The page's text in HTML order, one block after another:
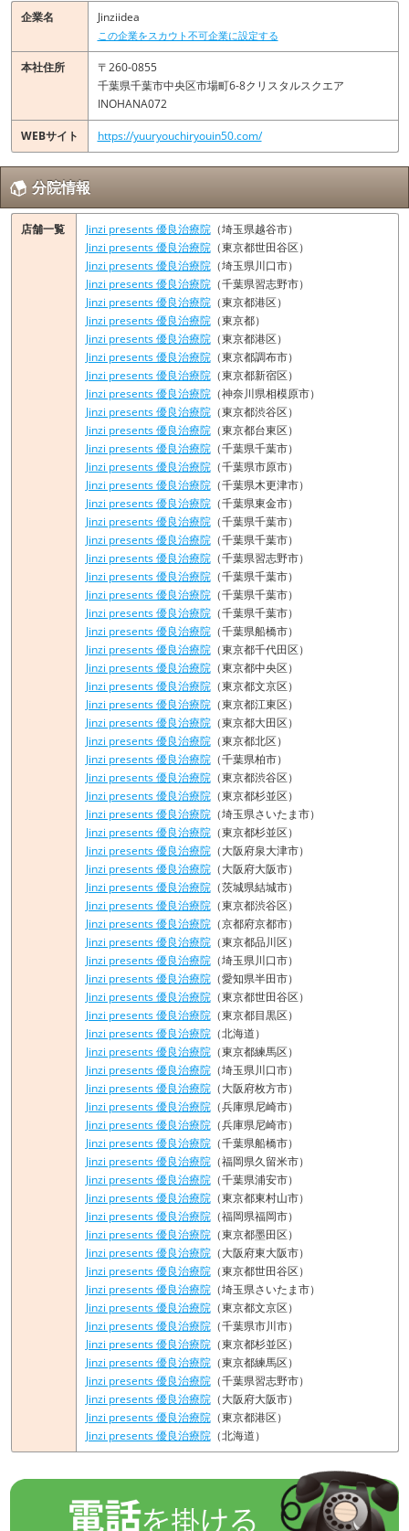
企業名 Jinziidea
この企業をスカウト不可企業に設定する
本社住所
〒260-0855
千葉県千葉市中央区市場町6-8クリスタルスクエア
INOHANA072
WEBサイト https://yuuryouchiryouin50.com/
分院情報
店舗一覧 Jinzi presents 優良治療院（埼玉県越谷市）
Jinzi presents 優良治療院（東京都世田谷区）
Jinzi presents 優良治療院（埼玉県川口市）
Jinzi presents 優良治療院（千葉県習志野市）
Jinzi presents 優良治療院（東京都港区）
Jinzi presents 優良治療院（東京都）
Jinzi presents 優良治療院（東京都港区）
Jinzi presents 優良治療院（東京都調布市）
Jinzi presents 優良治療院（東京都新宿区）
Jinzi presents 優良治療院（神奈川県相模原市）
Jinzi presents 優良治療院（東京都渋谷区）
Jinzi presents 優良治療院（東京都台東区）
Jinzi presents 優良治療院（千葉県千葉市）
Jinzi presents 優良治療院（千葉県市原市）
Jinzi presents 優良治療院（千葉県木更津市）
Jinzi presents 優良治療院（千葉県東金市）
Jinzi presents 優良治療院（千葉県千葉市）
Jinzi presents 優良治療院（千葉県千葉市）
Jinzi presents 優良治療院（千葉県習志野市）
Jinzi presents 優良治療院（千葉県千葉市）
Jinzi presents 優良治療院（千葉県千葉市）
Jinzi presents 優良治療院（千葉県千葉市）
Jinzi presents 優良治療院（千葉県船橋市）
Jinzi presents 優良治療院（東京都千代田区）
Jinzi presents 優良治療院（東京都中央区）
Jinzi presents 優良治療院（東京都文京区）
Jinzi presents 優良治療院（東京都江東区）
Jinzi presents 優良治療院（東京都大田区）
Jinzi presents 優良治療院（東京都北区）
Jinzi presents 優良治療院（千葉県柏市）
Jinzi presents 優良治療院（東京都渋谷区）
Jinzi presents 優良治療院（東京都杉並区）
Jinzi presents 優良治療院（埼玉県さいたま市）
Jinzi presents 優良治療院（東京都杉並区）
Jinzi presents 優良治療院（大阪府泉大津市）
Jinzi presents 優良治療院（大阪府大阪市）
Jinzi presents 優良治療院（茨城県結城市）
Jinzi presents 優良治療院（東京都渋谷区）
Jinzi presents 優良治療院（京都府京都市）
Jinzi presents 優良治療院（東京都品川区）
Jinzi presents 優良治療院（埼玉県川口市）
Jinzi presents 優良治療院（愛知県半田市）
Jinzi presents 優良治療院（東京都世田谷区）
Jinzi presents 優良治療院（東京都目黒区）
Jinzi presents 優良治療院（北海道）
Jinzi presents 優良治療院（東京都練馬区）
Jinzi presents 優良治療院（埼玉県川口市）
Jinzi presents 優良治療院（大阪府枚方市）
Jinzi presents 優良治療院（兵庫県尼崎市）
Jinzi presents 優良治療院（兵庫県尼崎市）
Jinzi presents 優良治療院（千葉県船橋市）
Jinzi presents 優良治療院（福岡県久留米市）
Jinzi presents 優良治療院（千葉県浦安市）
Jinzi presents 優良治療院（東京都東村山市）
Jinzi presents 優良治療院（福岡県福岡市）
Jinzi presents 優良治療院（東京都墨田区）
Jinzi presents 優良治療院（大阪府東大阪市）
Jinzi presents 優良治療院（東京都世田谷区）
Jinzi presents 優良治療院（埼玉県さいたま市）
Jinzi presents 優良治療院（東京都文京区）
Jinzi presents 優良治療院（千葉県市川市）
Jinzi presents 優良治療院（東京都杉並区）
Jinzi presents 優良治療院（東京都練馬区）
Jinzi presents 優良治療院（千葉県習志野市）
Jinzi presents 優良治療院（大阪府大阪市）
Jinzi presents 優良治療院（東京都港区）
Jinzi presents 優良治療院（北海道）